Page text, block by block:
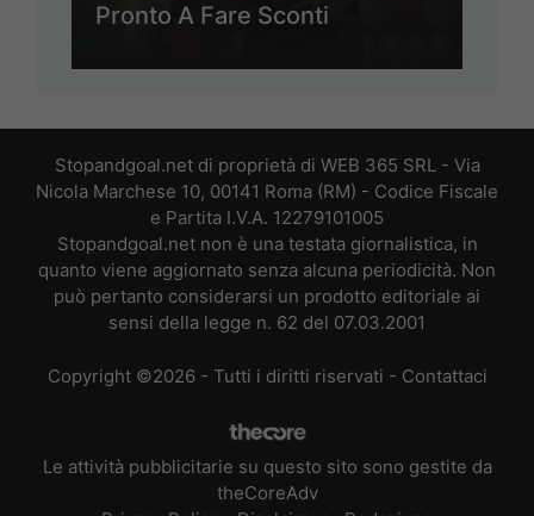
Pronto A Fare Sconti
Stopandgoal.net di proprietà di WEB 365 SRL - Via
Nicola Marchese 10, 00141 Roma (RM) - Codice Fiscale
e Partita I.V.A. 12279101005
Stopandgoal.net non è una testata giornalistica, in
quanto viene aggiornato senza alcuna periodicità. Non
può pertanto considerarsi un prodotto editoriale ai
sensi della legge n. 62 del 07.03.2001
Copyright ©2026 - Tutti i diritti riservati - Contattaci
Le attività pubblicitarie su questo sito sono gestite da
theCoreAdv